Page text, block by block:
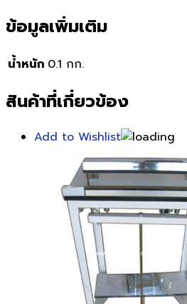
ข้อมูลเพิ่มเติม
น้ำหนัก 0.1 กก.
สินค้าที่เกี่ยวข้อง
Add to Wishlist